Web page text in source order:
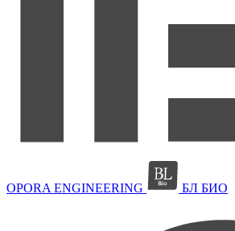
OPORA ENGINEERING БЛ БИО